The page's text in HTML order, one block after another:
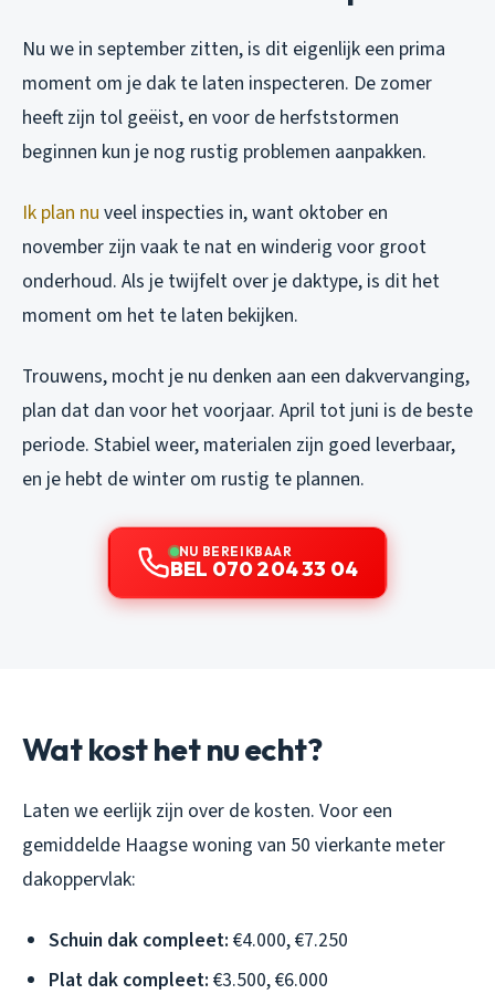
Nu we in september zitten, is dit eigenlijk een prima
moment om je dak te laten inspecteren. De zomer
heeft zijn tol geëist, en voor de herfststormen
beginnen kun je nog rustig problemen aanpakken.
Ik plan nu veel inspecties in, want oktober en
november zijn vaak te nat en winderig voor groot
onderhoud. Als je twijfelt over je daktype, is dit het
moment om het te laten bekijken.
Trouwens, mocht je nu denken aan een dakvervanging,
plan dat dan voor het voorjaar. April tot juni is de beste
periode. Stabiel weer, materialen zijn goed leverbaar,
en je hebt de winter om rustig te plannen.
NU BEREIKBAAR
BEL 070 204 33 04
Wat kost het nu echt?
Laten we eerlijk zijn over de kosten. Voor een
gemiddelde Haagse woning van 50 vierkante meter
dakoppervlak:
Schuin dak compleet: €4.000, €7.250
Plat dak compleet: €3.500, €6.000